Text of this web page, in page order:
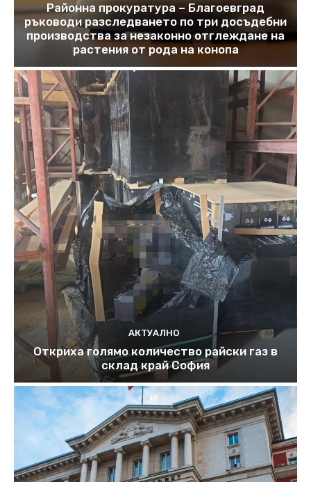
Районна прокуратура – Благоевград
ръководи разследването по три досъдебни
производства за незаконно отглеждане на
растения от рода на конопа
АКТУАЛНО
Откриха голямо количество райски газ в
склад край София